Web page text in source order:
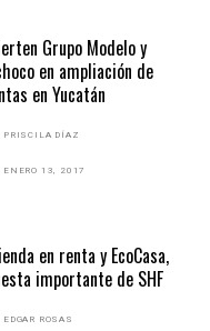
Grupo Modelo y
en ampliación de
en Yucatán
PRISCILA DÍAZ
ENERO 13, 2017
en renta y EcoCasa,
importante de SHF
EDGAR ROSAS